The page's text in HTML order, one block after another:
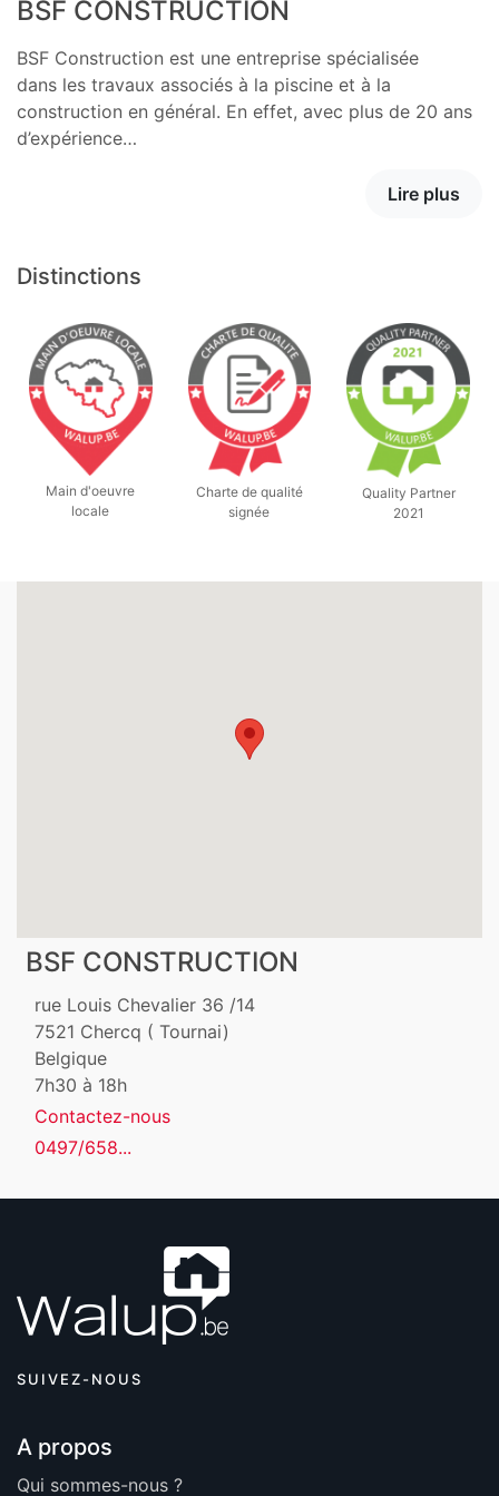
BSF CONSTRUCTION
BSF Construction est une entreprise spécialisée
dans les travaux associés à la piscine et à la
construction en général. En effet, avec plus de 20 ans
d’expérience…
Lire plus
Distinctions
Main d'oeuvre
locale
Charte de qualité
signée
Quality Partner
2021
BSF CONSTRUCTION
rue Louis Chevalier 36 /14
7521 Chercq ( Tournai)
Belgique
7h30 à 18h
Contactez-nous
0497/658...
SUIVEZ-NOUS
A propos
Qui sommes-nous ?